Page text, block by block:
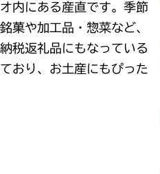
内にある産直です。季節
菓や加工品・惣菜など、
税返礼品にもなっている
おり、お土産にもぴった